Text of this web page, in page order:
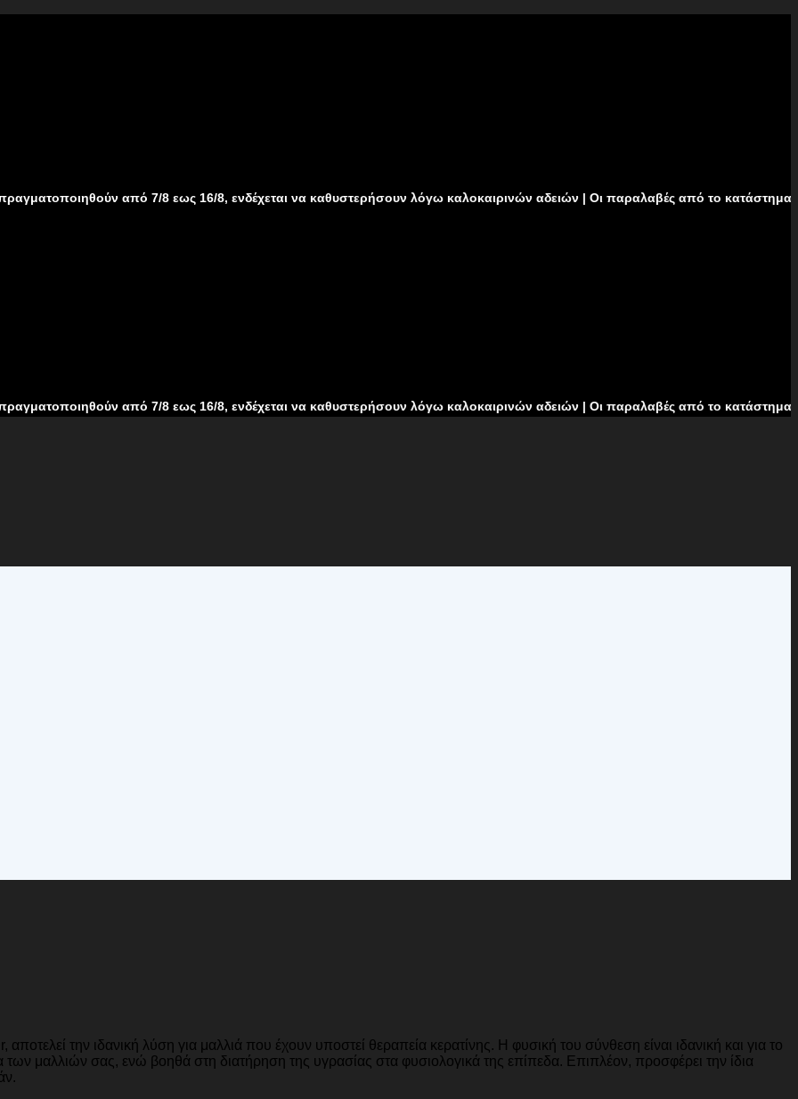
από 7/8 εως 16/8, ενδέχεται να καθυστερήσουν λόγω καλοκαιρινών αδειών | Οι παραλαβές από το κατάστημα δεν θα
από 7/8 εως 16/8, ενδέχεται να καθυστερήσουν λόγω καλοκαιρινών αδειών | Οι παραλαβές από το κατάστημα δεν θα
την ιδανική λύση για μαλλιά που έχουν υποστεί θεραπεία κερατίνης. Η φυσική του σύνθεση είναι ιδανική και για το
των μαλλιών σας, ενώ βοηθά στη διατήρηση της υγρασίας στα φυσιολογικά της επίπεδα. Επιπλέον, προσφέρει την ίδια